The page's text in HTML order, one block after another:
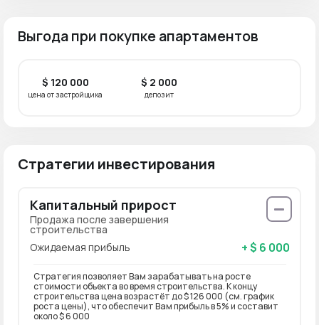
Выгода при покупке апартаментов
$ 120 000
цена от застройщика
$ 2 000
депозит
Стратегии инвестирования
Капитальный прирост
Продажа после завершения
строительства
Ожидаемая прибыль
+ $ 6 000
Стратегия позволяет Вам зарабатывать на росте
стоимости объекта во время строительства. К концу
строительства цена возрастёт до $ 126 000 (см. график
роста цены), что обеспечит Вам прибыль в 5% и составит
около $ 6 000